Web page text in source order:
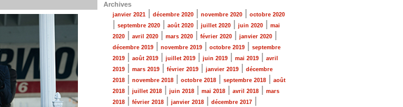
Archives
janvier 2021 décembre 2020 novembre 2020 octobre 2020
septembre 2020 août 2020 juillet 2020 juin 2020
mai
2020
avril 2020 mars 2020 février 2020 janvier 2020
décembre 2019 novembre 2019 octobre 2019
septembre
2019
août 2019 juillet 2019 juin 2019 mai 2019
avril
2019
mars 2019 février 2019 janvier 2019
décembre
2018
novembre 2018 octobre 2018 septembre 2018
août
2018
juillet 2018 juin 2018 mai 2018 avril 2018
mars
2018
février 2018 janvier 2018 décembre 2017